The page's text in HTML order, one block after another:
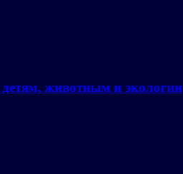
животным и экологии